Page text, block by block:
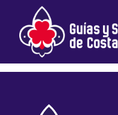
MOYA
MARÍA